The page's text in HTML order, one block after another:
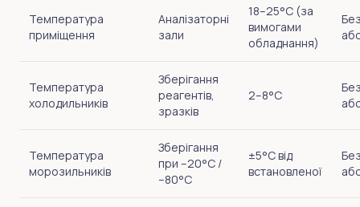
Температура
приміщення
Аналізаторні
зали
18–25°C (за
вимогами
обладнання)
Температура
холодильників
Зберігання
реагентів,
зразків
2–8°C
Температура
морозильників
Зберігання
при –20°C /
–80°C
±5°C від
встановленої